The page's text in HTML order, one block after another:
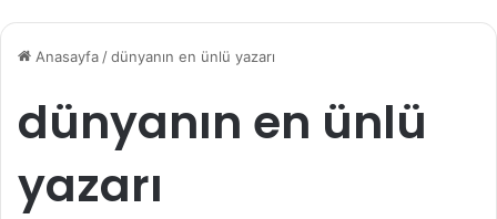
Anasayfa/dünyanın en ünlü yazarı
dünyanın en ünlü
yazarı